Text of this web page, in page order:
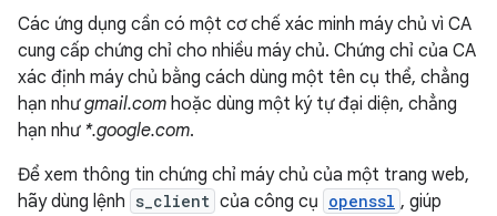
Các ứng dụng cần có một cơ chế xác minh máy chủ vì CA
cung cấp chứng chỉ cho nhiều máy chủ. Chứng chỉ của CA
xác định máy chủ bằng cách dùng một tên cụ thể, chẳng
hạn nhưgmail.com hoặc dùng một ký tự đại diện, chẳng
hạn như *.google.com.
Để xem thông tin chứng chỉ máy chủ của một trang web,
hãy dùng lệnh s_client của công cụ openssl , giúp